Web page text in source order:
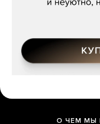
О ЧЕМ МЫ